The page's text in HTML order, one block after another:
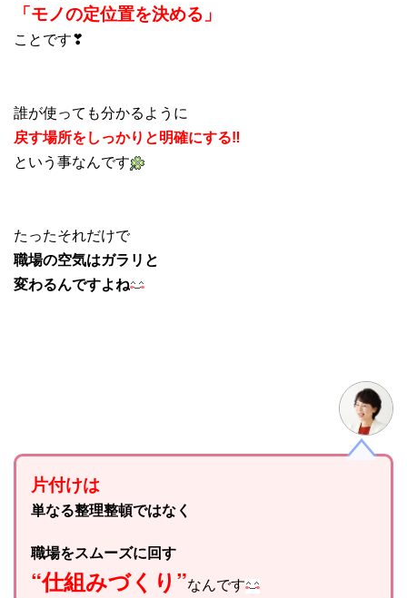
「モノの定位置を決める」
ことです❣
誰が使っても分かるように
戻す場所をしっかりと明確にする‼
という事なんです
たったそれだけで
職場の空気はガラリと
変わるんですよね
片付けは
単なる整理整頓ではなく
職場をスムーズに回す
“仕組みづくり”なんです